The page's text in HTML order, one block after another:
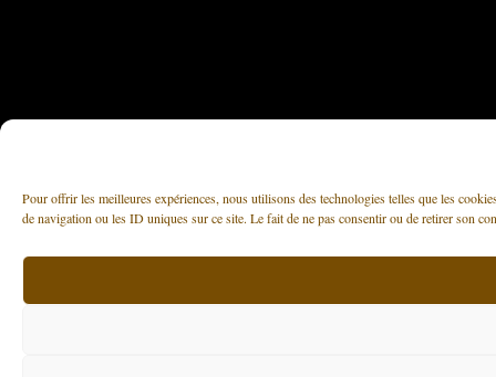
Pour offrir les meilleures expériences, nous utilisons des technologies telles que les
de navigation ou les ID uniques sur ce site. Le fait de ne pas consentir ou de retirer son